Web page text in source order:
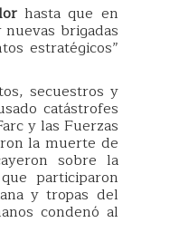
hasta que en
brigadas
estratégicos”
secuestros y
catástrofes
y las Fuerzas
la muerte de
sobre la
participaron
y tropas del
condenó al